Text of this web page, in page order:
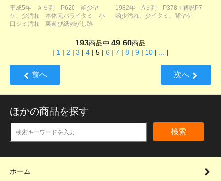
平成5年 Ａ５判 P620 函少ヤ
ケ、少汚れ 本体元パライタミ 小
口シミ汚れ 裏遊び紙剥がし跡
1982年 A５判 P378＋解説P7
函少汚れ、少イタミ、背ヤケ
193商品中 49-60商品
| 1 | 2 | 3 | 4 | 5 | 6 | 7 | 8 | 9 | 10 | ... |
前へ 次へ
ほかの商品を探す
検索
ホーム